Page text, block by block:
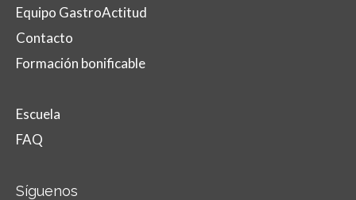
Equipo GastroActitud
Contacto
Formación bonificable
Escuela
FAQ
Síguenos